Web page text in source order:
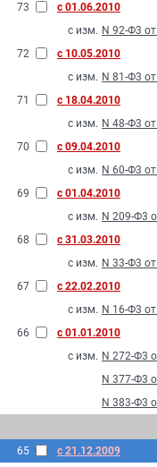
73
с 01.06.2010
с изм. N 92-Ф3
72
с 10.05.2010
с изм. N 81-Ф3
71
с 18.04.2010
с изм. N 48-Ф3
70
с 09.04.2010
с изм. N 60-Ф3
69
с 01.04.2010
с изм. N 209-Ф3
68
с 31.03.2010
с изм. N 33-Ф3
67
с 22.02.2010
с изм. N 16-Ф3
66
с 01.01.2010
с изм. N 272-Ф3
N 377-Ф3
N 383-Ф3
65
с 21.12.2009